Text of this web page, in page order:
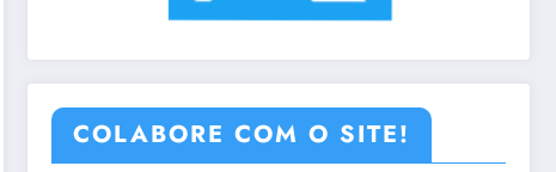
COLABORE COM O SITE!